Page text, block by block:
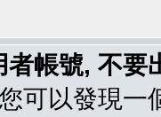
帳號, 不
可以發現一